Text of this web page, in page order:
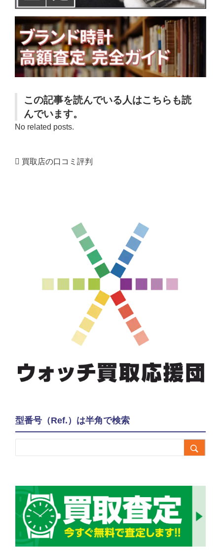
この記事を読んでいる人はこちらも読
んでいます。
No related posts.
買取店の口コミ評判
型番号（Ref.）は半角で検索
